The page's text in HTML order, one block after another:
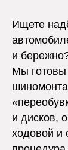
Ищете
и
Мы готовы
и дисков,
ходовой и